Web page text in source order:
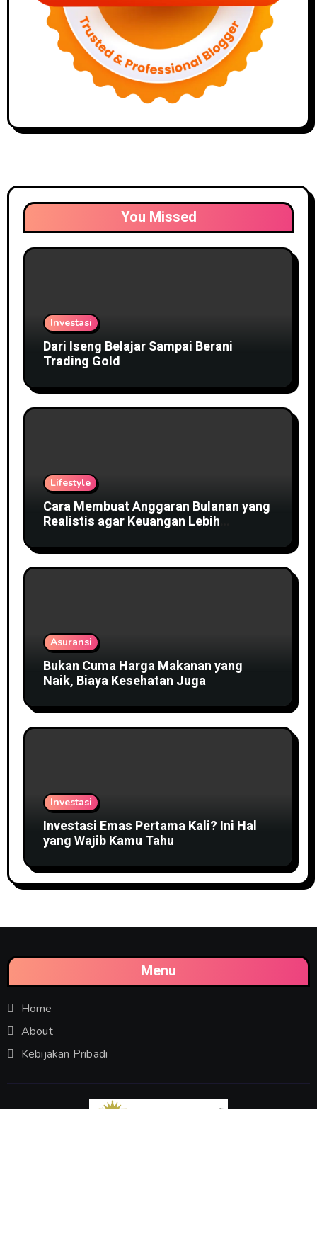
You Missed
Investasi
Dari Iseng Belajar Sampai Berani
Trading Gold
Lifestyle
Cara Membuat Anggaran Bulanan yang
Realistis agar Keuangan Lebih
Asuransi
Bukan Cuma Harga Makanan yang
Naik, Biaya Kesehatan Juga
Investasi
Investasi Emas Pertama Kali? Ini Hal
yang Wajib Kamu Tahu
Menu
Home
About
Kebijakan Pribadi